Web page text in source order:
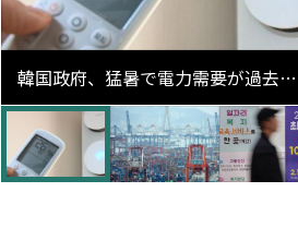
韓国政府、猛暑で電力需要が過去最
高更新の可能性に需給対応体制を点
検